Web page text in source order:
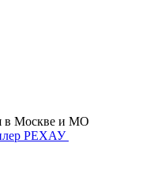
в Москве и МО
РЕХАУ